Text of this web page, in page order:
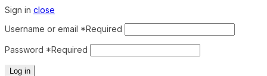
Sign in close
Username or email *Required
Password *Required
Log in